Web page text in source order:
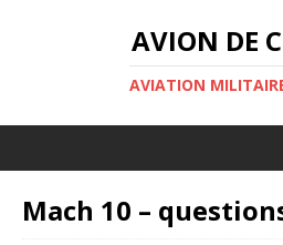
AVION DE
AVIATION
Mach 10 –